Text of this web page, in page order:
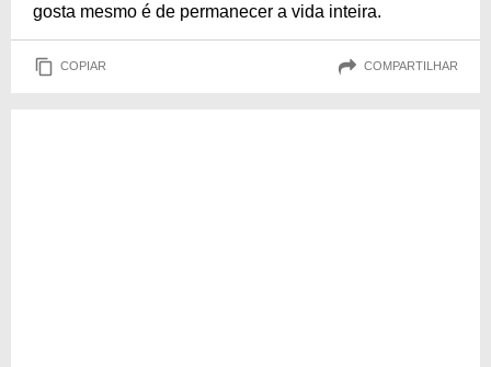
gosta mesmo é de permanecer a vida inteira.
COPIAR COMPARTILHAR